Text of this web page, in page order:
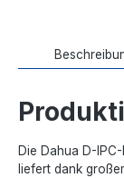
Die Dahua D-
liefert dank